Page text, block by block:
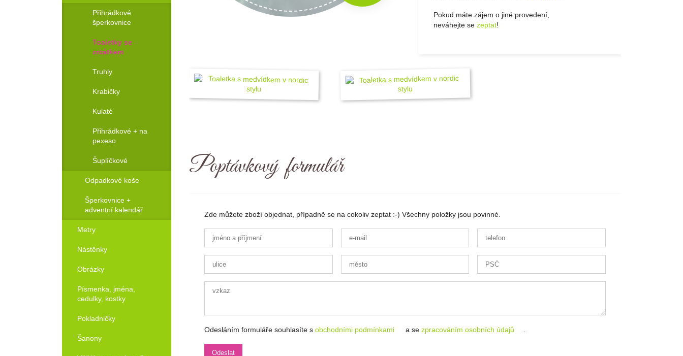
Pokud máte zájem o jiné provedení,
neváhejte se zeptat!
Poptávkový formulář
Zde můžete zboží objednat, případně se na cokoliv zeptat :-) Všechny položky jsou povinné.
Odesláním formuláře souhlasíte s obchodními podmínkami a se zpracováním osobních údajů .
Přihrádkové
šperkovnice
Toaletky se
zrcátkem
Truhly
Krabičky
Kulaté
Přihrádkové + na
pexeso
Šuplíčkové
Odpadkové koše
Šperkovnice +
adventní kalendář
Metry
Nástěnky
Obrázky
Písmenka, jména,
cedulky, kostky
Pokladničky
Šanony